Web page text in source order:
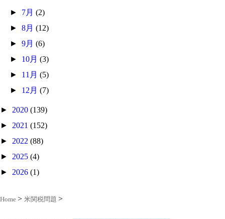
► 7月(2)
►8月(12)
►9月(6)
► 10月(3)
► 11月(5)
► 12月(7)
► 2020 (139)
► 2021 (152)
► 2022 (88)
► 2025 (4)
► 2026 (1)
Home 米関税問題